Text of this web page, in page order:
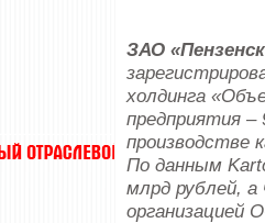
ЗАО
холдинга
предприятия –
производстве
По данным
млрд рублей,
организацией